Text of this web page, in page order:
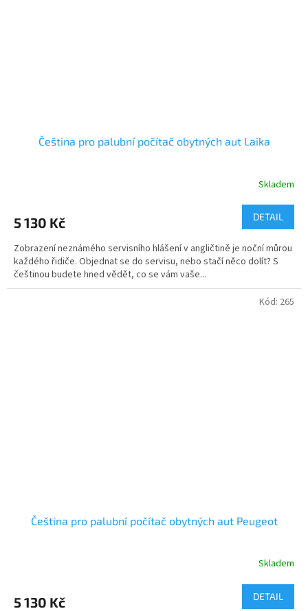
Čeština pro palubní počítač obytných aut Laika
Skladem
5 130 Kč DETAIL
Zobrazení neznámého servisního hlášení v angličtině je noční můrou
každého řidiče. Objednat se do servisu, nebo stačí něco dolít? S
češtinou budete hned vědět, co se vám vaše...
Čeština pro palubní počítač obytných aut Peugeot
Skladem
5 130 Kč DETAIL
Kód: 265